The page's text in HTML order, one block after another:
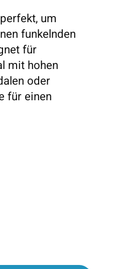
um
funkelnden
für
mit hohen
oder
für einen